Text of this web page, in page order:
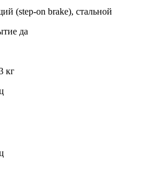
(step-on brake), стальной
да
кг